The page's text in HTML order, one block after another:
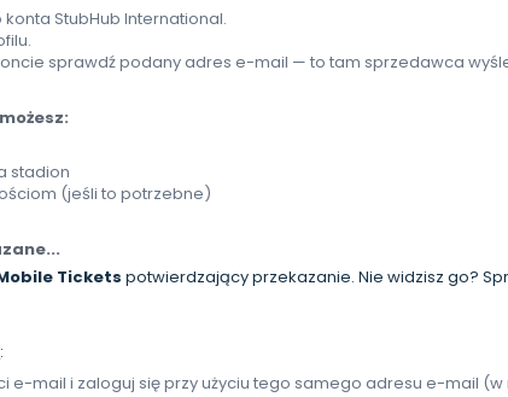
StubHub International.
sprawdź podany adres e-mail — to tam sprzedawca
stadion
(jeśli to potrzebne)
Tickets potwierdzający przekazanie. Nie widzisz go?
:
e-mail i zaloguj się przy użyciu tego samego adresu e-mail